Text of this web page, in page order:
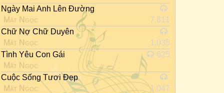
Ngày Mai Anh Lên Đường
Mắt Ngọc
7.811
Chữ Nợ Chữ Duyên
Mắt Ngọc
1.035
Tình Yêu Con Gái
Mắt Ngọc
625
Cuộc Sống Tươi Đẹp
Mắt Ngọc
1.047